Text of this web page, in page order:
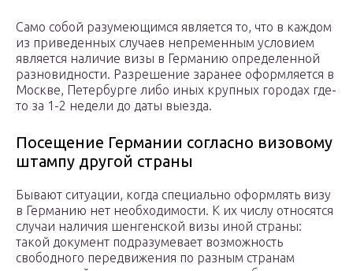
Само собой разумеющимся является то, что в каждом
из приведенных случаев непременным условием
является наличие визы в Германию определенной
разновидности. Разрешение заранее оформляется в
Москве, Петербурге либо иных крупных городах где-
то за 1-2 недели до даты выезда.
Посещение Германии согласно визовому
штампу другой страны
Бывают ситуации, когда специально оформлять визу
в Германию нет необходимости. К их числу относятся
случаи наличия шенгенской визы иной страны:
такой документ подразумевает возможность
свободного передвижения по разным странам